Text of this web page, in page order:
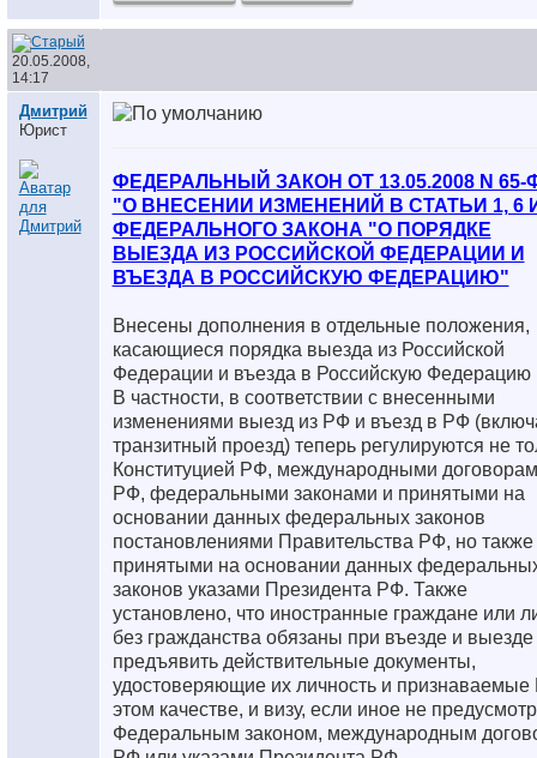
20.05.2008,
14:17
Дмитрий
Юрист
ФЕДЕРАЛЬНЫЙ ЗАКОН ОТ 13.05.2008 N 65-
"О ВНЕСЕНИИ ИЗМЕНЕНИЙ В СТАТЬИ 1, 6
ФЕДЕРАЛЬНОГО ЗАКОНА "О ПОРЯДКЕ
ВЫЕЗДА ИЗ РОССИЙСКОЙ ФЕДЕРАЦИИ И
ВЪЕЗДА В РОССИЙСКУЮ ФЕДЕРАЦИЮ"
Внесены дополнения в отдельные положения,
касающиеся порядка выезда из Российской
Федерации и въезда в Российскую Федерацию
В частности, в соответствии с внесенными
изменениями выезд из РФ и въезд в РФ
транзитный проезд) теперь регулируются не
Конституцией РФ, международными
РФ, федеральными законами и принятыми на
основании данных федеральных законов
постановлениями Правительства РФ, но также
принятыми на основании данных
законов указами Президента РФ. Также
установлено, что иностранные граждане или
без гражданства обязаны при въезде и выезде
предъявить действительные документы,
удостоверяющие их личность и
этом качестве, и визу, если иное не
Федеральным законом, международным